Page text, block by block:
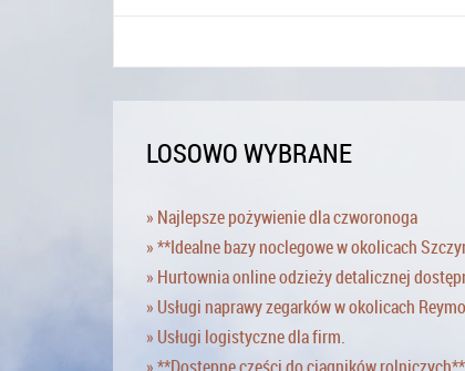
LOSOWO WYBRANE
» Najlepsze pożywienie dla czworonoga
» **Idealne bazy noclegowe w okolicach
» Hurtownia online odzieży detalicznej
» Usługi naprawy zegarków w okolicach
» Usługi logistyczne dla firm.